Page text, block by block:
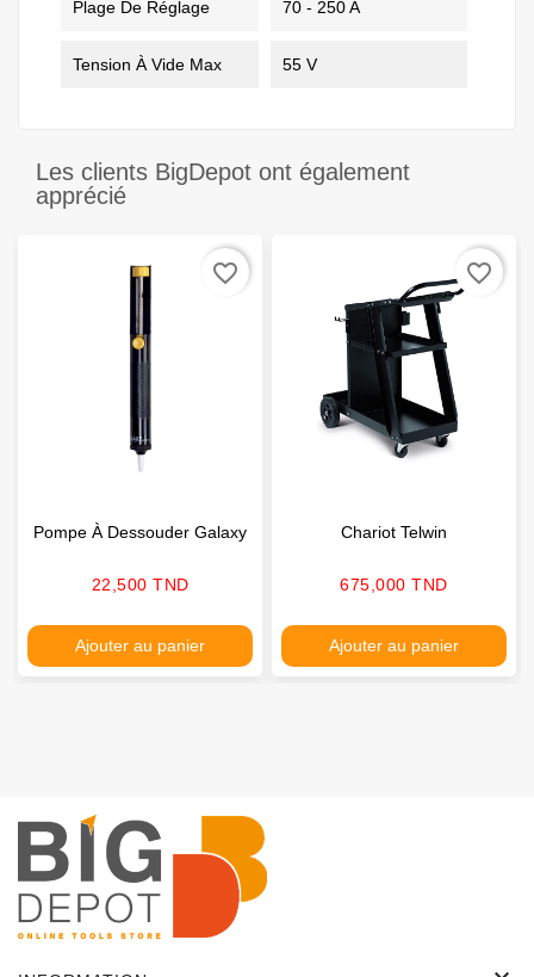
Plage De Réglage 70 - 250 A
Tension À Vide Max 55 V
Les clients BigDepot ont également
apprécié
Pompe À Dessouder Galaxy
Prix
22,500 TND
Ajouter au panier
favorite_border
Chariot Telwin
Prix
675,000 TND
Ajouter au panier
favorite_border